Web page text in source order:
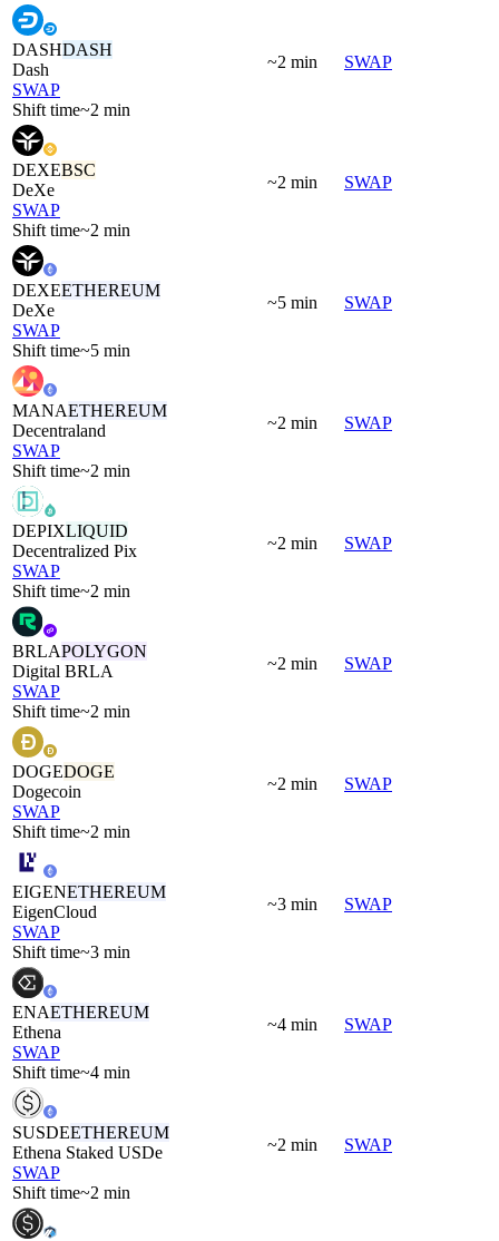
DASHDASH
Dash
SWAP
Shift time~2 min
~2 min SWAP
DEXEBSC
DeXe
SWAP
Shift time~2 min
~2 min SWAP
DEXEETHEREUM
DeXe
SWAP
Shift time~5 min
~5 min SWAP
MANAETHEREUM
Decentraland
SWAP
Shift time~2 min
~2 min SWAP
DEPIXLIQUID
Decentralized Pix
SWAP
Shift time~2 min
~2 min SWAP
BRLAPOLYGON
Digital BRLA
SWAP
Shift time~2 min
~2 min SWAP
DOGEDOGE
Dogecoin
SWAP
Shift time~2 min
~2 min SWAP
EIGENETHEREUM
EigenCloud
SWAP
Shift time~3 min
~3 min SWAP
ENAETHEREUM
Ethena
SWAP
Shift time~4 min
~4 min SWAP
SUSDEETHEREUM
Ethena Staked USDe
SWAP
Shift time~2 min
~2 min SWAP